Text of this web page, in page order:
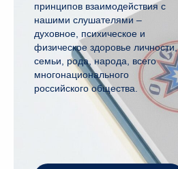
принципов взаимодействия с
нашими слушателями –
духовное, психическое и
физическое здоровье личности,
семьи, рода, народа, всего
многонационального
российского общества.